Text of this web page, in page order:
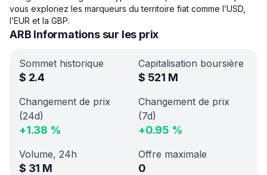
vous exploriez les marqueurs du territoire fiat comme l’USD,
l’EUR et la GBP.
ARB Informations sur les prix
Sommet historique
$ 2.4
Capitalisation boursière
$ 521 M
Changement de prix
(24d)
+1.38 %
Changement de prix
(7d)
+0.95 %
Volume, 24h
$ 31 M
Offre maximale
0